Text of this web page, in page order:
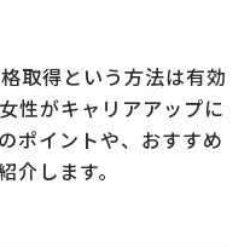
取得という方法は有効
性がキャリアアップに
ポイントや、おすすめ
します。